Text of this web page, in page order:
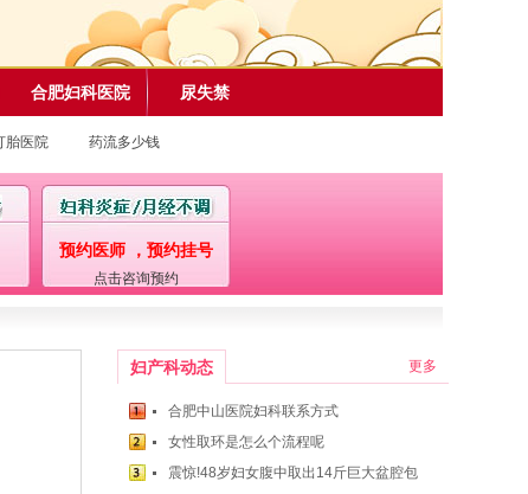
合肥妇科医院 尿失禁
胎医院 药流多少钱
预约医师 ，预约挂号
点击咨询预约
更多
妇产科动态
合肥中山医院妇科联系方式
女性取环是怎么个流程呢
震惊!48岁妇女腹中取出14斤巨大盆腔包